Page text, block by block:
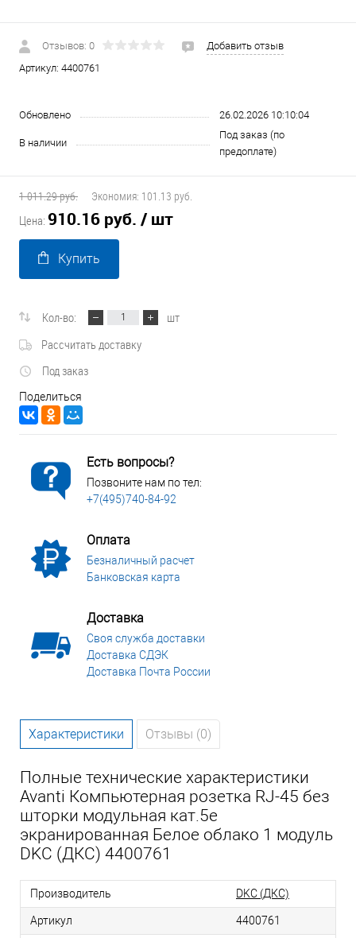
Отзывов: 0
Добавить отзыв
Артикул: 4400761
Обновлено 26.02.2026 10:10:04
В наличии
Под заказ (по
предоплате)
1 011.29 руб. Экономия: 101.13 руб.
Цена: 910.16 руб. / шт
Купить
Кол-во:
шт
Рассчитать доставку
Под заказ
Поделиться
Есть вопросы?
Позвоните нам по тел:
+7(495)740-84-92
Оплата
Безналичный расчет
Банковская карта
Доставка
Своя служба доставки
Доставка СДЭК
Доставка Почта России
Характеристики Отзывы (0)
Полные технические характеристики
Avanti Компьютерная розетка RJ-45 без
шторки модульная кат.5е
экранированная Белое облако 1 модуль
DKC (ДКС) 4400761
Производитель DKC (ДКС)
Артикул 4400761